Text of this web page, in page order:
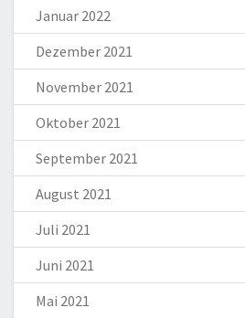
Januar 2022
Dezember 2021
November 2021
Oktober 2021
September 2021
August 2021
Juli 2021
Juni 2021
Mai 2021